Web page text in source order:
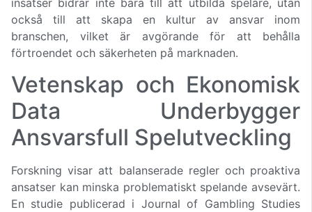
insatser bidrar inte bara till att utbilda spelare, utan
också till att skapa en kultur av ansvar inom
branschen, vilket är avgörande för att behålla
förtroendet och säkerheten på marknaden.
Vetenskap och Ekonomisk
Data Underbygger
Ansvarsfull Spelutveckling
Forskning visar att balanserade regler och proaktiva
ansatser kan minska problematiskt spelande avsevärt.
En studie publicerad i Journal of Gambling Studies